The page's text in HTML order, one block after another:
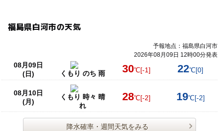
福島県白河市の天気
予報地点：福島県白河市
2026年08月09日 12時00分発表
08月09日
(日)
くもり のち 雨 30℃[-1] 22℃[0]
08月10日
(月)
くもり 時々 晴
れ
28℃[-2] 19℃[-2]
降水確率・週間天気をみる